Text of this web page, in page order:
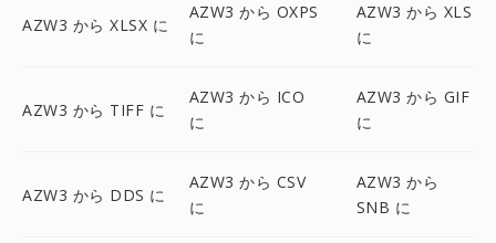
AZW3 から XLSX に
AZW3 から OXPS
に
AZW3 から XLS
に
AZW3 から TIFF に
AZW3 から ICO
に
AZW3 から GIF
に
AZW3 から DDS に
AZW3 から CSV
に
AZW3 から
SNB に